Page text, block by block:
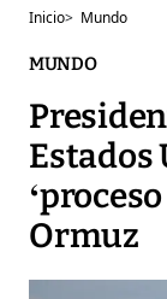
Inicio> Mundo
MUNDO
Estados
Ormuz